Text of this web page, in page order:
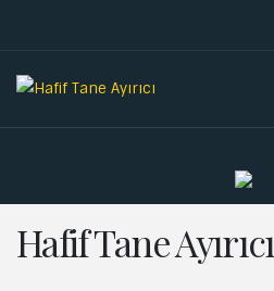
Hafif Tane Ayırıcı